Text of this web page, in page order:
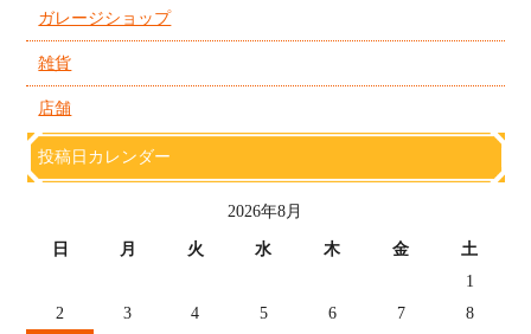
ガレージショップ
雑貨
店舗
投稿日カレンダー
2026年8月
日 月 火 水 木 金 土
1
2
3 4 5 6 7
8